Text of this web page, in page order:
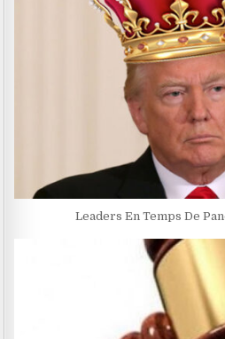
Leaders En Temps De